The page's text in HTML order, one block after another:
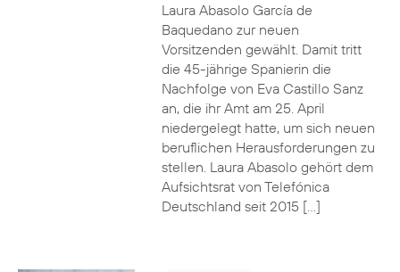
Laura Abasolo García de
Baquedano zur neuen
Vorsitzenden gewählt. Damit tritt
die 45-jährige Spanierin die
Nachfolge von Eva Castillo Sanz
an, die ihr Amt am 25. April
niedergelegt hatte, um sich neuen
beruflichen Herausforderungen zu
stellen. Laura Abasolo gehört dem
Aufsichtsrat von Telefónica
Deutschland seit 2015 […]